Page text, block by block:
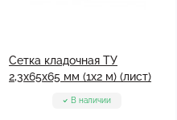
Сетка кладочная ТУ
2,3x65x65 мм (1x2 м) (лист)
В наличии